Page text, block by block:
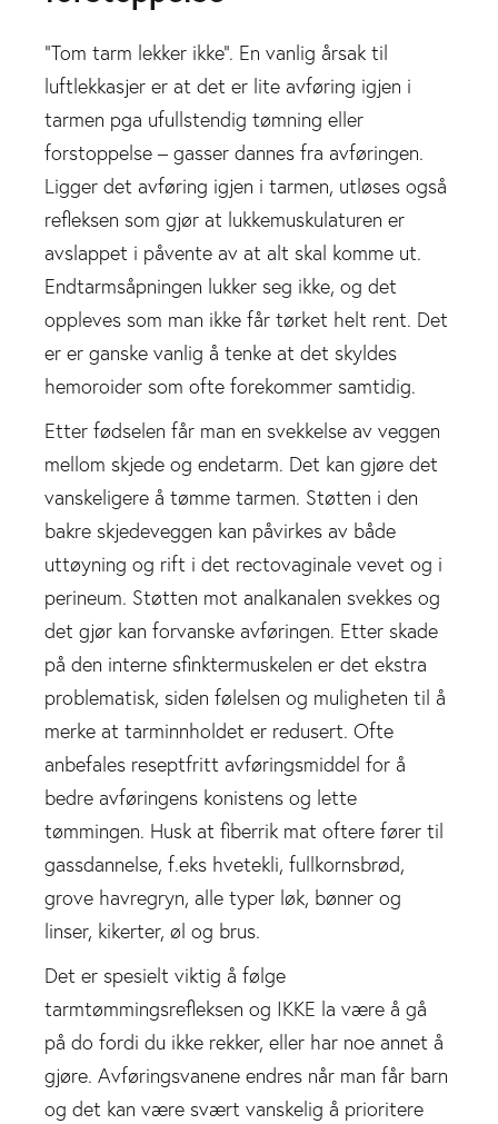
“Tom tarm lekker ikke”. En vanlig årsak til
luftlekkasjer er at det er lite avføring igjen i
tarmen pga ufullstendig tømning eller
forstoppelse – gasser dannes fra avføringen.
Ligger det avføring igjen i tarmen, utløses også
refleksen som gjør at lukkemuskulaturen er
avslappet i påvente av at alt skal komme ut.
Endtarmsåpningen lukker seg ikke, og det
oppleves som man ikke får tørket helt rent. Det
er er ganske vanlig å tenke at det skyldes
hemoroider som ofte forekommer samtidig.
Etter fødselen får man en svekkelse av veggen
mellom skjede og endetarm. Det kan gjøre det
vanskeligere å tømme tarmen. Støtten i den
bakre skjedeveggen kan påvirkes av både
uttøyning og rift i det rectovaginale vevet og i
perineum. Støtten mot analkanalen svekkes og
det gjør kan forvanske avføringen. Etter skade
på den interne sfinktermuskelen er det ekstra
problematisk, siden følelsen og muligheten til å
merke at tarminnholdet er redusert. Ofte
anbefales reseptfritt avføringsmiddel for å
bedre avføringens konistens og lette
tømmingen. Husk at fiberrik mat oftere fører til
gassdannelse, f.eks hvetekli, fullkornsbrød,
grove havregryn, alle typer løk, bønner og
linser, kikerter, øl og brus.
Det er spesielt viktig å følge
tarmtømmingsrefleksen og IKKE la være å gå
på do fordi du ikke rekker, eller har noe annet å
gjøre. Avføringsvanene endres når man får barn
og det kan være svært vanskelig å prioritere